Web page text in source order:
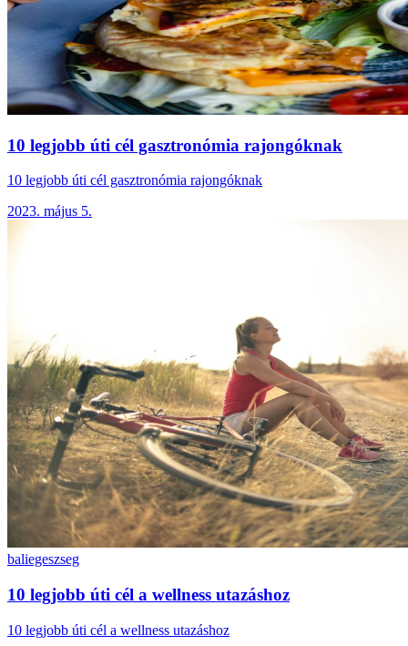
10 legjobb úti cél gasztronómia rajongóknak
10 legjobb úti cél gasztronómia rajongóknak
2023. május 5.
baliegeszseg
10 legjobb úti cél a wellness utazáshoz
10 legjobb úti cél a wellness utazáshoz